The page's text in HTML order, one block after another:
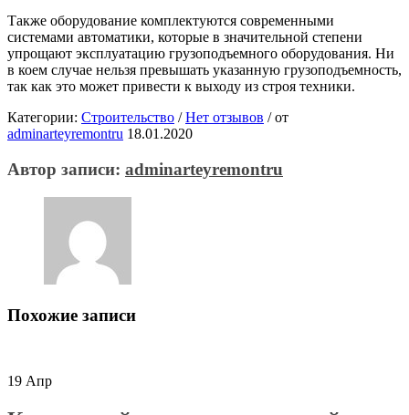
Также оборудование комплектуются современными
системами автоматики, которые в значительной степени
упрощают эксплуатацию грузоподъемного оборудования. Ни
в коем случае нельзя превышать указанную грузоподъемность,
так как это может привести к выходу из строя техники.
Категории: Строительство / Нет отзывов /от
adminarteyremontru 18.01.2020
Автор записи: adminarteyremontru
Похожие записи
19 Апр